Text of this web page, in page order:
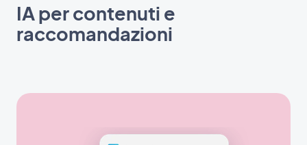
IA per contenuti e
raccomandazioni